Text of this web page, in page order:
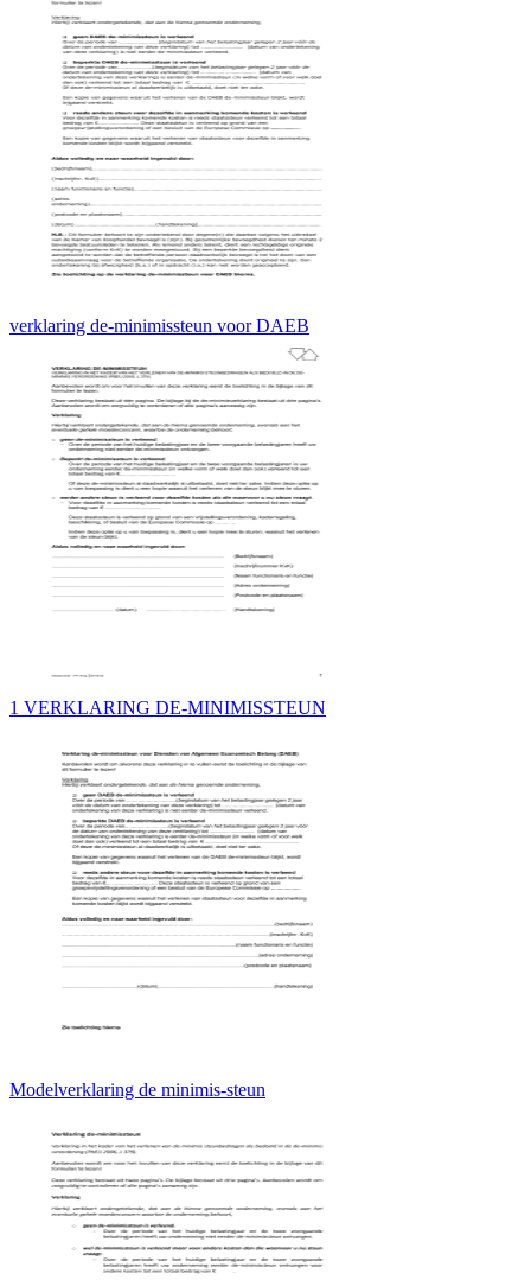
verklaring de-minimissteun voor DAEB
1 VERKLARING DE-MINIMISSTEUN
Modelverklaring de minimis-steun